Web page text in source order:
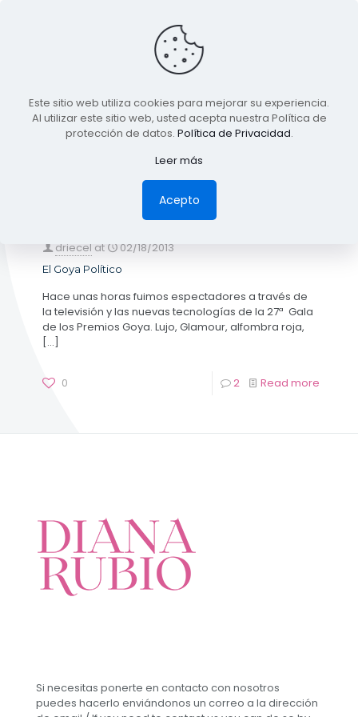
BLOG
TODA LA INFORMACIÓN
Tags Authors
driecel at 02/18/2013
El Goya Político
Hace unas horas fuimos espectadores a través de
la televisión y las nuevas tecnologías de la 27ª Gala
de los Premios Goya. Lujo, Glamour, alfombra roja,
[…]
0 2 Read more
Si necesitas ponerte en contacto con nosotros
puedes hacerlo enviándonos un correo a la dirección
Este sitio web utiliza cookies para mejorar su experiencia.
Al utilizar este sitio web, usted acepta nuestra Política de
protección de datos. Política de Privacidad.
Leer más
Acepto